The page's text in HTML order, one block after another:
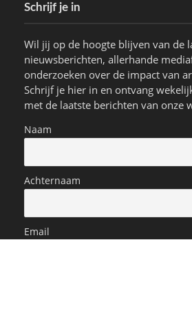
Schrijf je in
Wil jij op de hoogte blijven van de
nieuwsberichten, allerhande
onderzoeken over de impact van
Schrijf je hier in en ontvang
met de laatste berichten van onze
Naam
Achternaam
Email